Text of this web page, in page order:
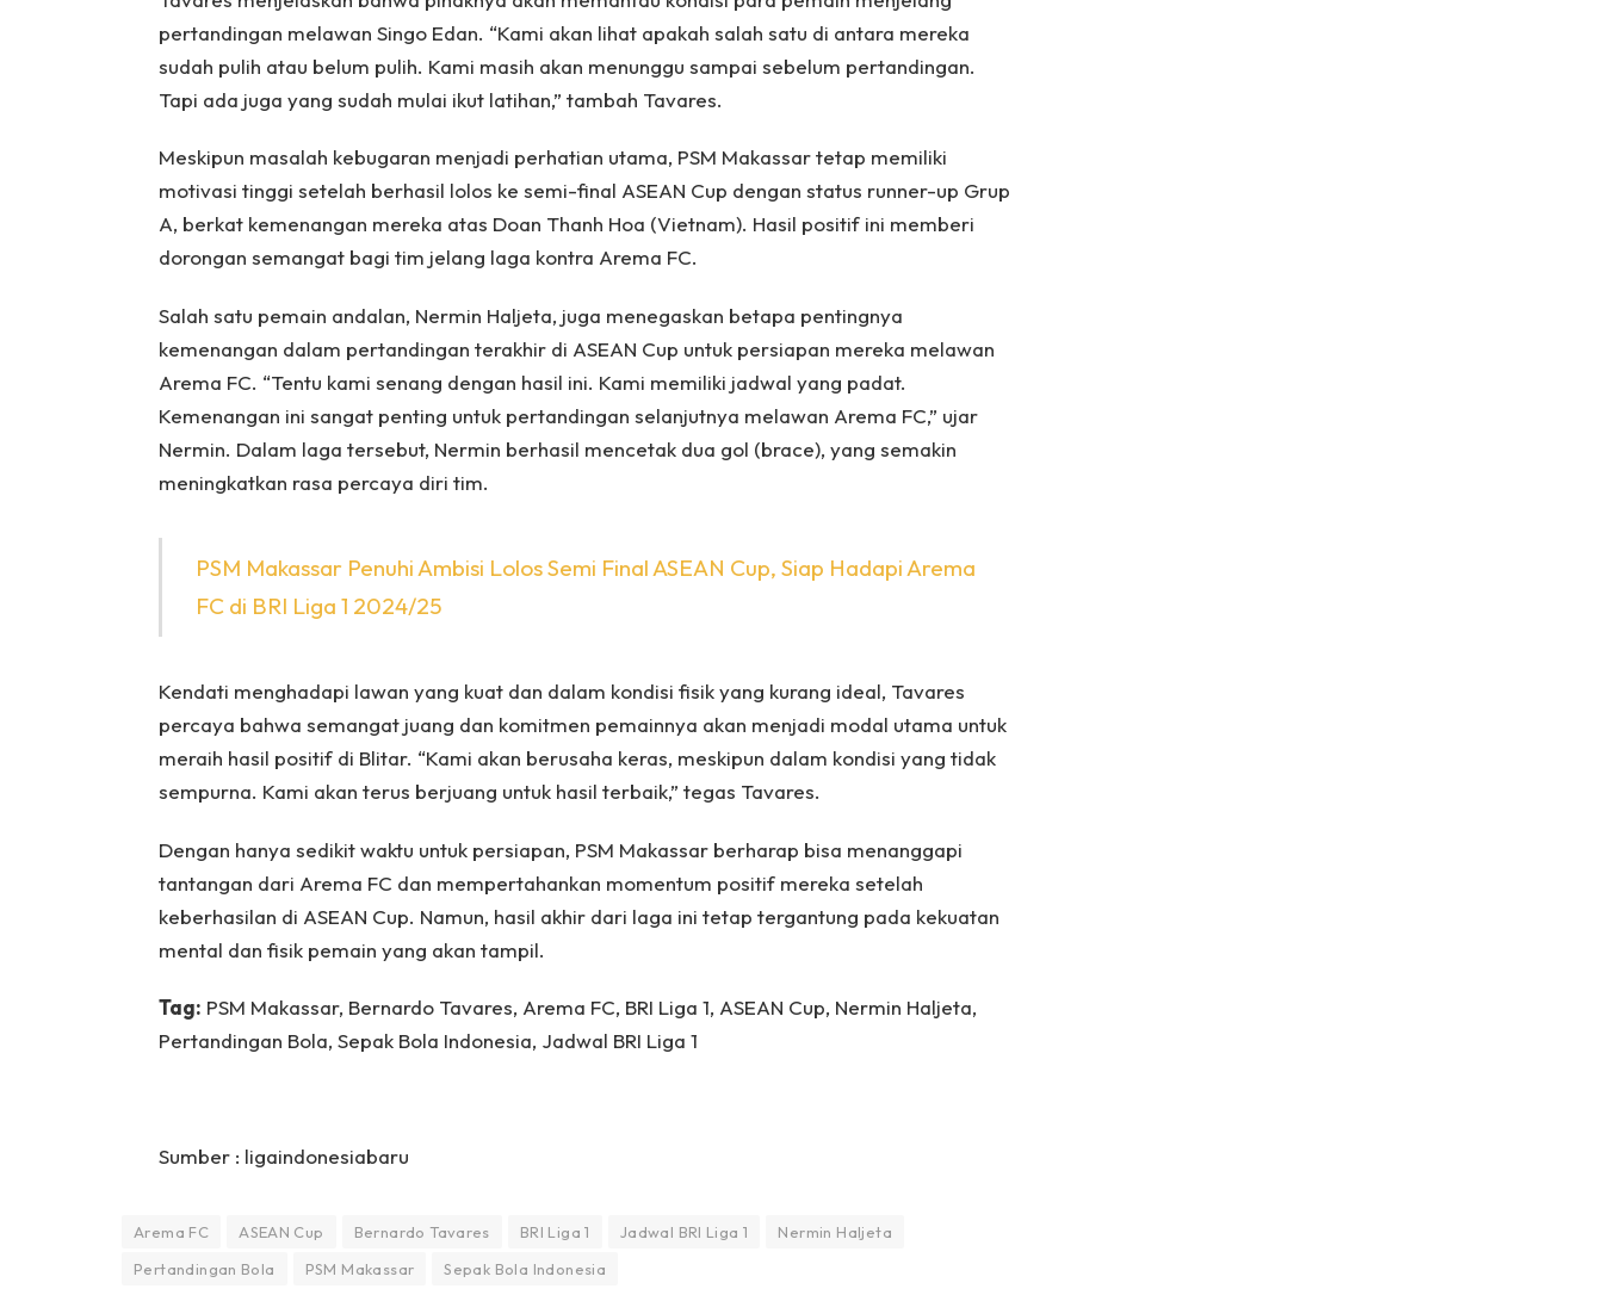
pertandingan melawan Singo Edan. “Kami akan lihat apakah salah satu di antara mereka
sudah pulih atau belum pulih. Kami masih akan menunggu sampai sebelum pertandingan.
Tapi ada juga yang sudah mulai ikut latihan,” tambah Tavares.
Meskipun masalah kebugaran menjadi perhatian utama, PSM Makassar tetap memiliki
motivasi tinggi setelah berhasil lolos ke semi-final ASEAN Cup dengan status runner-up Grup
A, berkat kemenangan mereka atas Doan Thanh Hoa (Vietnam). Hasil positif ini memberi
dorongan semangat bagi tim jelang laga kontra Arema FC.
Salah satu pemain andalan, Nermin Haljeta, juga menegaskan betapa pentingnya
kemenangan dalam pertandingan terakhir di ASEAN Cup untuk persiapan mereka melawan
Arema FC. “Tentu kami senang dengan hasil ini. Kami memiliki jadwal yang padat.
Kemenangan ini sangat penting untuk pertandingan selanjutnya melawan Arema FC,” ujar
Nermin. Dalam laga tersebut, Nermin berhasil mencetak dua gol (brace), yang semakin
meningkatkan rasa percaya diri tim.
PSM Makassar Penuhi Ambisi Lolos Semi Final ASEAN Cup, Siap Hadapi Arema
FC di BRI Liga 1 2024/25
Kendati menghadapi lawan yang kuat dan dalam kondisi fisik yang kurang ideal, Tavares
percaya bahwa semangat juang dan komitmen pemainnya akan menjadi modal utama untuk
meraih hasil positif di Blitar. “Kami akan berusaha keras, meskipun dalam kondisi yang tidak
sempurna. Kami akan terus berjuang untuk hasil terbaik,” tegas Tavares.
Dengan hanya sedikit waktu untuk persiapan, PSM Makassar berharap bisa menanggapi
tantangan dari Arema FC dan mempertahankan momentum positif mereka setelah
keberhasilan di ASEAN Cup. Namun, hasil akhir dari laga ini tetap tergantung pada kekuatan
mental dan fisik pemain yang akan tampil.
Tag: PSM Makassar, Bernardo Tavares, Arema FC, BRI Liga 1, ASEAN Cup, Nermin Haljeta,
Pertandingan Bola, Sepak Bola Indonesia, Jadwal BRI Liga 1
Sumber : ligaindonesiabaru
Arema FC ASEAN Cup Bernardo Tavares BRI Liga 1 Jadwal BRI Liga 1
Nermin Haljeta
Pertandingan Bola
PSM Makassar Sepak Bola Indonesia